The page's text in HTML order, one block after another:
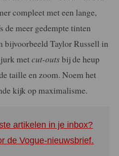
compleet met een lange,
de meer gedempte tinten
bijvoorbeeld Taylor Russell in
metcut-outsbij de heup
taille en zoom. Noem het
kijk op maximalisme.
artikelen in je inbox?
de Vogue-nieuwsbrief.